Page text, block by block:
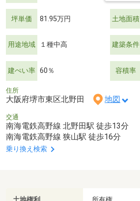
坪単価 81.95万円 土地面積
用途地域 １種中高 建築条件
建ぺい率 60％ 容積率
住所
大阪府堺市東区北野田 地図
交通
南海電鉄高野線 北野田駅 徒歩13分
南海電鉄高野線 狭山駅 徒歩16分
乗り換え検索
所有権